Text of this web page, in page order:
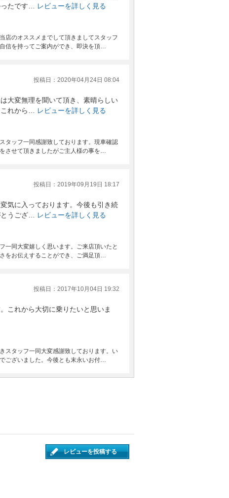
たです…
レビューを詳しく見る
店のオススメまでして頂きましてスタッフ
信を持ってご案内ができ、即決を頂…
投稿日：2020年04月24日 08:04
大変無理を聞いて頂き、素晴らしい
れから…
レビューを詳しく見る
タッフ一同感謝致しております。現車確認
させて頂きましたがご主人様の事を…
投稿日：2019年09月19日 18:17
気に入っております。今後も引き続
うござ…
レビューを詳しく見る
一同大変嬉しく思います。ご来店頂いたと
をお伝えすることができ、ご満足頂…
投稿日：2017年10月04日 19:32
これから大切に乗りたいと思いま
スタッフ一同大変感謝致しております。い
ございました。今後とも末永いお付…
レビューを投稿する